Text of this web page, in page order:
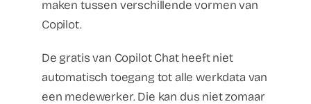
maken tussen verschillende vormen van
Copilot.
De gratis van Copilot Chat heeft niet
automatisch toegang tot alle werkdata van
een medewerker. Die kan dus niet zomaar